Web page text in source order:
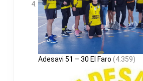
Adesavi 51 – 30 El Faro (4.359)